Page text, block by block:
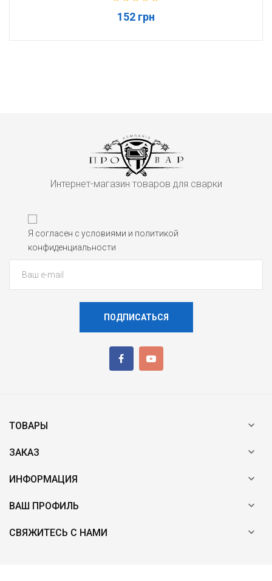
152 грн
Интернет-магазин товаров для сварки
Я согласен с условиями и политикой
конфиденциальности
ПОДПИСАТЬСЯ
ТОВАРЫ 
ЗАКАЗ 
ИНФОРМАЦИЯ 
ВАШ ПРОФИЛЬ 
СВЯЖИТЕСЬ С НАМИ 